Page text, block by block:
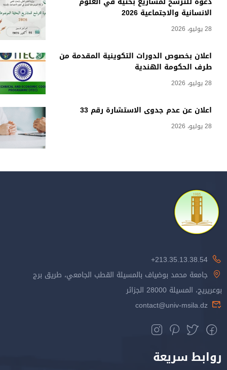
الانسانية والاجتماعية 2026
28 يوليو، 2026
اعلان بخصوص الدورات التكوينية المقدمة من
طرف الحكومة الهندية
28 يوليو، 2026
اعلان عن عدم جدوى الاستشارة رقم 33
28 يوليو، 2026
213.35.13.38.54+
جامعة محمد بوضياف بالمسيلة القطب الجامعي، طريق برج
بوعريريج، المسيلة 28000 الجزائر
contact@univ-msila.dz
روابط سريعة